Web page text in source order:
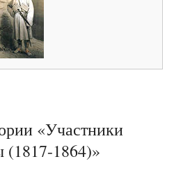
«Участники
(1817-1864)»